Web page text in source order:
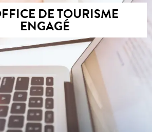
DE TOURISME
ENGAGÉ